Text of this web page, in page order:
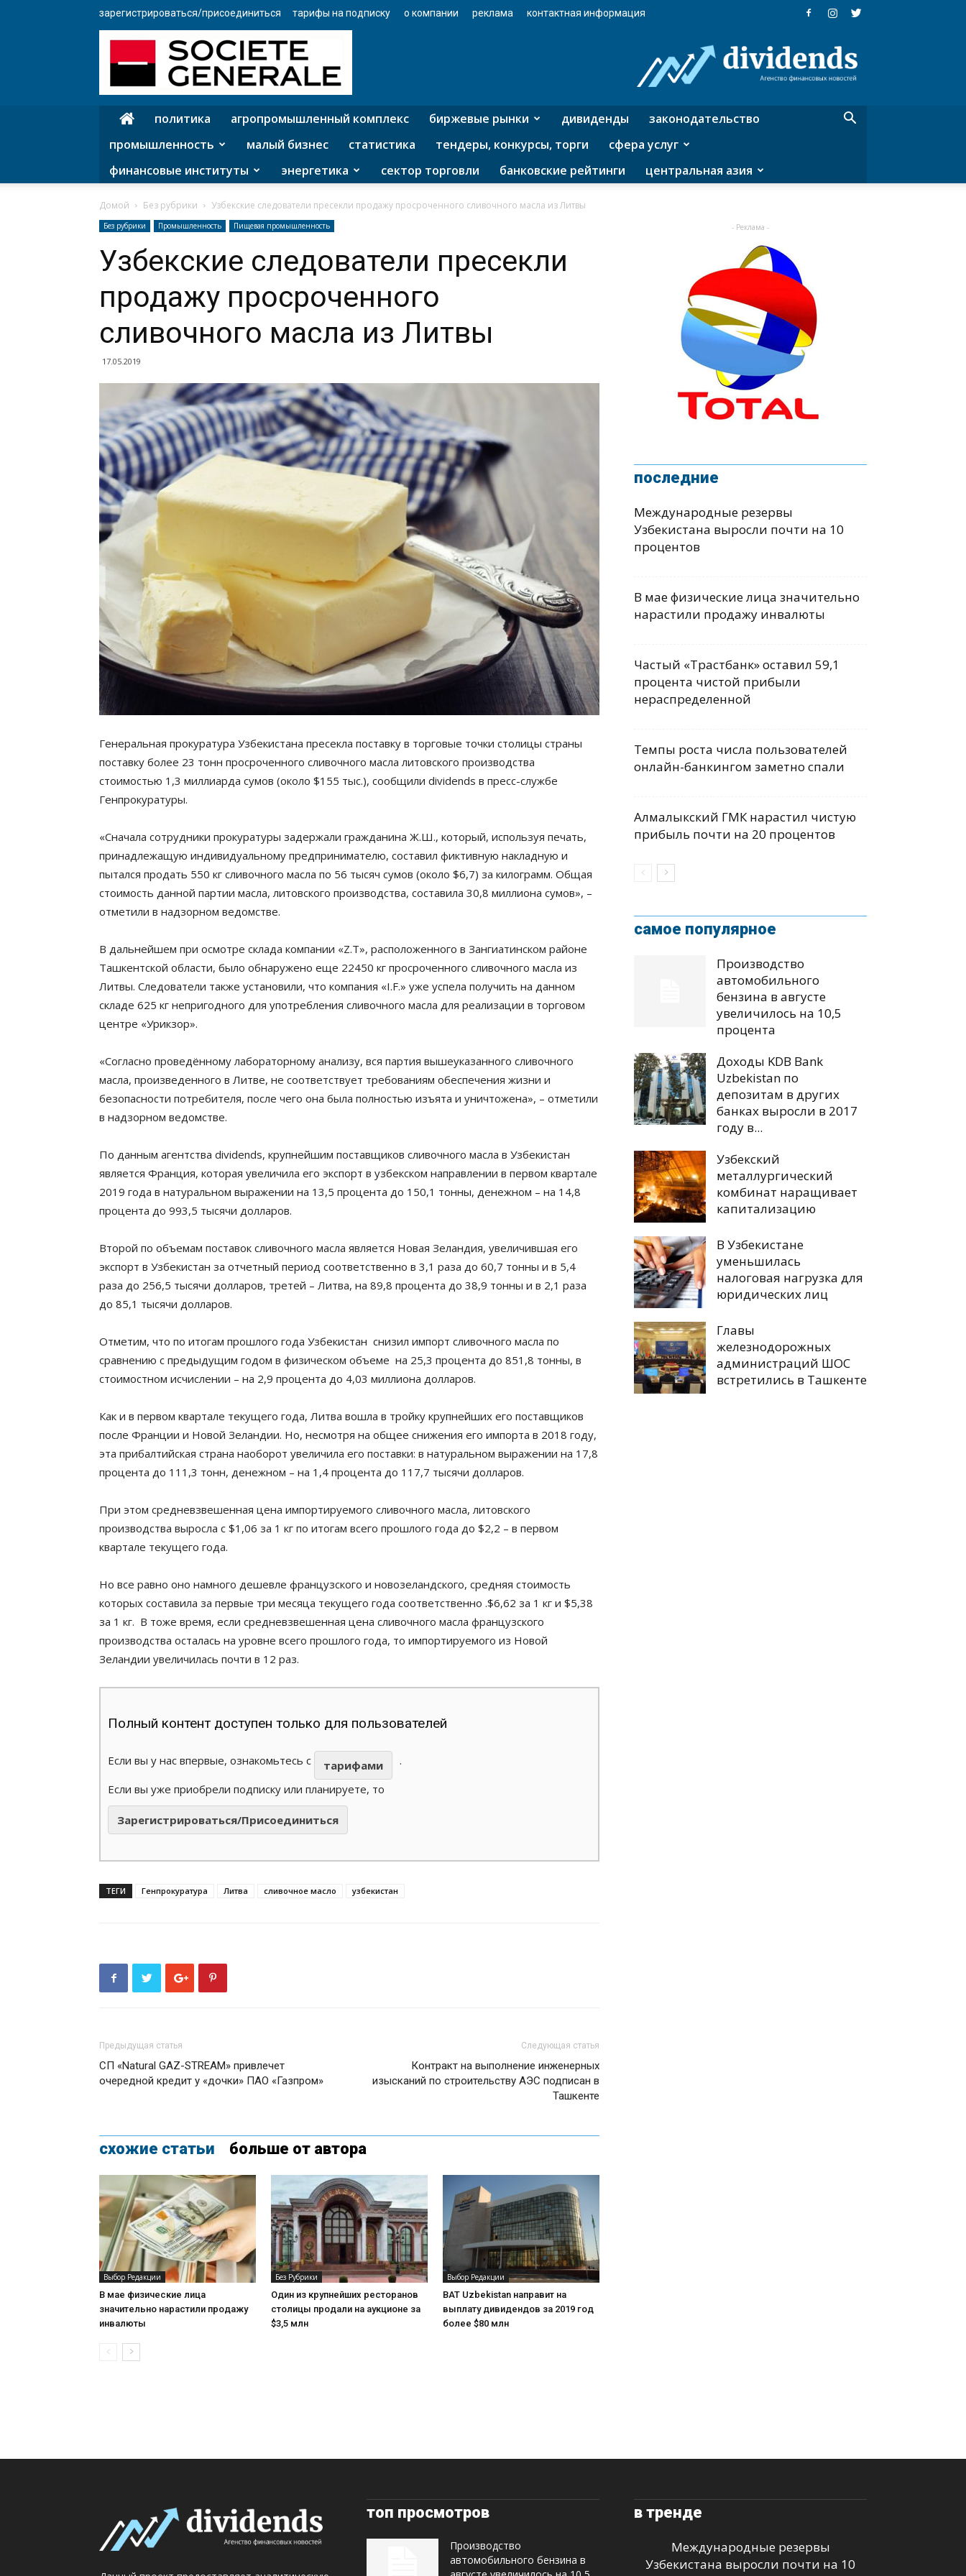
зарегистрироваться/присоединиться тарифы на подписку о компании реклама контактная информация
агентство
финансовых
политика агропромышленный комплекс биржевые рынки дивиденды
законодательство
промышленность
малый бизнес статистика тендеры, конкурсы, торги
сфера услуг
финансовые институты
энергетика сектор торговли банковские рейтинги центральная азия
Домой Без рубрики Узбекские следователи пресекли продажу просроченного сливочного масла из Литвы
Без рубрики Промышленность Пищевая промышленность
Узбекские следователи пресекли
продажу просроченного
сливочного масла из Литвы
17.05.2019
Генеральная прокуратура Узбекистана пресекла поставку в торговые точки столицы страны
поставку более 23 тонн просроченного сливочного масла литовского производства
стоимостью 1,3 миллиарда сумов (около $155 тыс.), сообщили dividends в пресс-службе
Генпрокуратуры.
«Сначала сотрудники прокуратуры задержали гражданина Ж.Ш., который, используя печать,
принадлежащую индивидуальному предпринимателю, составил фиктивную накладную и
пытался продать 550 кг сливочного масла по 56 тысяч сумов (около $6,7) за килограмм. Общая
стоимость данной партии масла, литовского производства, составила 30,8 миллиона сумов», –
отметили в надзорном ведомстве.
В дальнейшем при осмотре склада компании «Z.T», расположенного в Зангиатинском районе
Ташкентской области, было обнаружено еще 22450 кг просроченного сливочного масла из
Литвы. Следователи также установили, что компания «I.F.» уже успела получить на данном
складе 625 кг непригодного для употребления сливочного масла для реализации в торговом
центре «Урикзор».
«Согласно проведённому лабораторному анализу, вся партия вышеуказанного сливочного
масла, произведенного в Литве, не соответствует требованиям обеспечения жизни и
безопасности потребителя, после чего она была полностью изъята и уничтожена», – отметили
в надзорном ведомстве.
По данным агентства dividends, крупнейшим поставщиков сливочного масла в Узбекистан
является Франция, которая увеличила его экспорт в узбекском направлении в первом квартале
2019 года в натуральном выражении на 13,5 процента до 150,1 тонны, денежном – на 14,8
процента до 993,5 тысячи долларов.
Второй по объемам поставок сливочного масла является Новая Зеландия, увеличившая его
экспорт в Узбекистан за отчетный период соответственно в 3,1 раза до 60,7 тонны и в 5,4
раза до 256,5 тысячи долларов, третей – Литва, на 89,8 процента до 38,9 тонны и в 2,1 раза
до 85,1 тысячи долларов.
Отметим, что по итогам прошлого года Узбекистан снизил импорт сливочного масла по
сравнению с предыдущим годом в физическом объеме на 25,3 процента до 851,8 тонны, в
стоимостном исчислении – на 2,9 процента до 4,03 миллиона долларов.
Как и в первом квартале текущего года, Литва вошла в тройку крупнейших его поставщиков
после Франции и Новой Зеландии. Но, несмотря на общее снижения его импорта в 2018 году,
эта прибалтийская страна наоборот увеличила его поставки: в натуральном выражении на 17,8
процента до 111,3 тонн, денежном – на 1,4 процента до 117,7 тысячи долларов.
При этом средневзвешенная цена импортируемого сливочного масла, литовского
производства выросла с $1,06 за 1 кг по итогам всего прошлого года до $2,2 – в первом
квартале текущего года.
Но все равно оно намного дешевле французского и новозеландского, средняя стоимость
которых составила за первые три месяца текущего года соответственно .$6,62 за 1 кг и $5,38
за 1 кг. В тоже время, если средневзвешенная цена сливочного масла французского
производства осталась на уровне всего прошлого года, то импортируемого из Новой
Зеландии увеличилась почти в 12 раз.
Полный контент доступен только для пользователей
Если вы у нас впервые, ознакомьтесь с тарифами
.
Если вы уже приобрели подписку или планируете, то
Зарегистрироваться/Присоединиться
ТЕГИ Генпрокуратура Литва сливочное масло узбекистан
Предыдущая статья
СП «Natural GAZ-STREAM» привлечет
очередной кредит у «дочки» ПАО «Газпром»
Следующая статья
Контракт на выполнение инженерных
изысканий по строительству АЭС подписан в
Ташкенте
схожие статьи больше от автора
Выбор Редакции
В мае физические лица
значительно нарастили продажу
инвалюты
Без Рубрики
Один из крупнейших ресторанов
столицы продали на аукционе за
$3,5 млн
Выбор Редакции
BAT Uzbekistan направит на
выплату дивидендов за 2019 год
более $80 млн
- Реклама -
последние
Международные резервы
Узбекистана выросли почти на 10
процентов
В мае физические лица значительно
нарастили продажу инвалюты
Частый «Трастбанк» оставил 59,1
процента чистой прибыли
нераспределенной
Темпы роста числа пользователей
онлайн-банкингом заметно спали
Алмалыкский ГМК нарастил чистую
прибыль почти на 20 процентов
самое популярное
Производство
автомобильного
бензина в августе
увеличилось на 10,5
процента
Доходы KDB Bank
Uzbekistan по
депозитам в других
банках выросли в 2017
году в...
Узбекский
металлургический
комбинат наращивает
капитализацию
В Узбекистане
уменьшилась
налоговая нагрузка для
юридических лиц
Главы
железнодорожных
администраций ШОС
встретились в Ташкенте
топ просмотров
Производство
автомобильного бензина в
в тренде
Международные резервы
Узбекистана выросли почти на 10